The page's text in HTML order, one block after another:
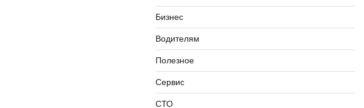
Бизнес
Водителям
Полезное
Сервис
СТО